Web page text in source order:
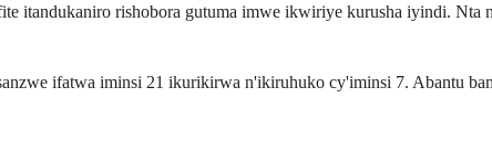
itandukaniro rishobora gutuma imwe ikwiriye kurusha iyindi. Nta
ifatwa iminsi 21 ikurikirwa n'ikiruhuko cy'iminsi 7. Abantu